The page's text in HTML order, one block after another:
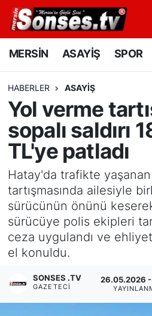
MERSİN ASAYİŞ SPOR
HABERLER ASAYİŞ
Yol verme
sopalı saldırı
TL'ye patladı
Hatay'da trafikte
tartışmasında ailesiyle
sürücünün önünü
sürücüye polis ekipleri
ceza uygulandı ve
el konuldu.
SONSES .TV
GAZETECI
26.05.2026 -
MERSİN
SPOR
GÜNÜN MANŞETİ
DÜNYA
KÜLTÜR - SANAT
MAGAZİN
SAĞLIK
Siyaset
Mersin Nöbetçi
Mersin Namaz Vakitleri
Mersin Trafik Yoğunluk
Süper Lig Puan
Tüm Manşetler
Son Dakika Haberleri
Haber Arşivi